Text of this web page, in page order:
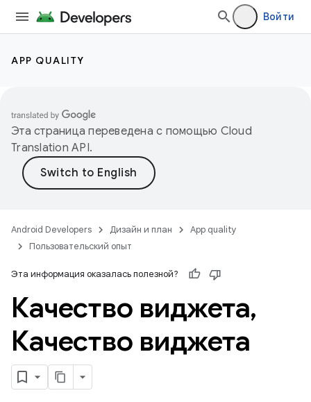
Войти
APP QUALITY
Эта страница переведена с помощью Cloud
Translation API.
Android Developers Дизайн и план
App quality
Пользовательский опыт
Эта информация оказалась полезной?
Качество виджета,
Качество виджета